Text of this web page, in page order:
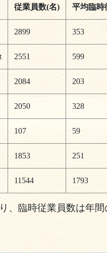
従業員数(名) 平均臨時
2899 353
2551 599
2084 203
2050 328
107 59
1853 251
11544 1793
、臨時従業員数は年